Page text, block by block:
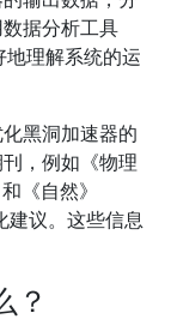
据分析工具
地理解系统的运
黑洞加速器的
，例如《物理
《自然》
建议。这些信息
？